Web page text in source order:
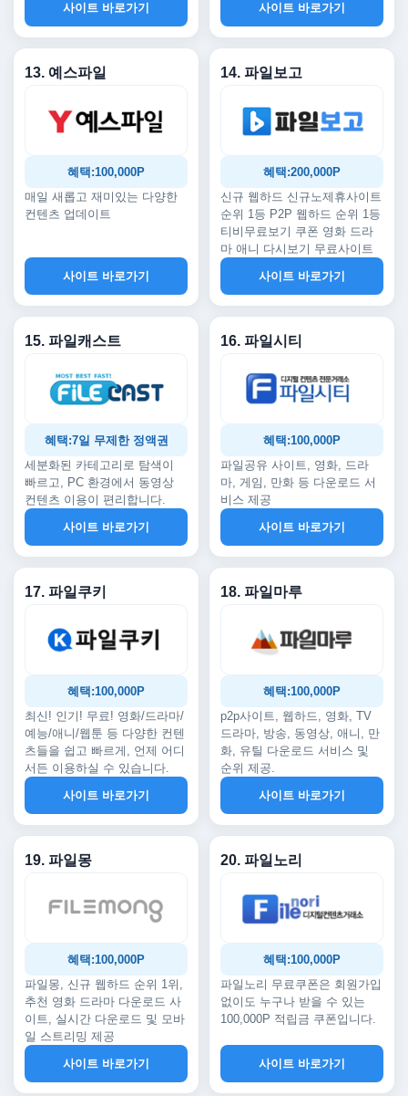
사이트 바로가기
사이트 바로가기
13. 예스파일
혜택:100,000P
매일 새롭고 재미있는 다양한
컨텐츠 업데이트
사이트 바로가기
14. 파일보고
혜택:200,000P
신규 웹하드 신규노제휴사이트
순위 1등 P2P 웹하드 순위 1등
티비무료보기 쿠폰 영화 드라
마 애니 다시보기 무료사이트
사이트 바로가기
15. 파일캐스트
혜택:7일 무제한 정액권
세분화된 카테고리로 탐색이
빠르고, PC 환경에서 동영상
컨텐츠 이용이 편리합니다.
사이트 바로가기
16. 파일시티
혜택:100,000P
파일공유 사이트, 영화, 드라
마, 게임, 만화 등 다운로드 서
비스 제공
사이트 바로가기
17. 파일쿠키
혜택:100,000P
최신! 인기! 무료! 영화/드라마/
예능/애니/웹툰 등 다양한 컨텐
츠들을 쉽고 빠르게, 언제 어디
서든 이용하실 수 있습니다.
사이트 바로가기
18. 파일마루
혜택:100,000P
p2p사이트, 웹하드, 영화, TV
드라마, 방송, 동영상, 애니, 만
화, 유틸 다운로드 서비스 및
순위 제공.
사이트 바로가기
19. 파일몽
혜택:100,000P
파일몽, 신규 웹하드 순위 1위,
추천 영화 드라마 다운로드 사
이트, 실시간 다운로드 및 모바
일 스트리밍 제공
사이트 바로가기
20. 파일노리
혜택:100,000P
파일노리 무료쿠폰은 회원가입
없이도 누구나 받을 수 있는
100,000P 적립금 쿠폰입니다.
사이트 바로가기